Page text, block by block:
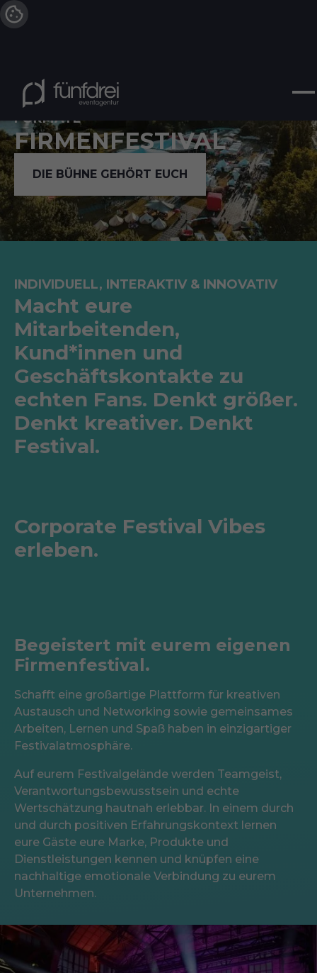
FORMATE
FIRMENFESTIVAL
DIE BÜHNE GEHÖRT EUCH
INDIVIDUELL, INTERAKTIV & INNOVATIV
Macht eure
Mitarbeitenden,
Kund*innen und
Geschäftskontakte zu
echten Fans. Denkt größer.
Denkt kreativer. Denkt
Festival.
Corporate Festival Vibes
erleben.
Begeistert mit eurem eigenen
Firmenfestival.
Schafft eine großartige Plattform für kreativen
Austausch und Networking sowie gemeinsames
Arbeiten, Lernen und Spaß haben in einzigartiger
Festivalatmosphäre.
Auf eurem Festivalgelände werden Teamgeist,
Verantwortungsbewusstsein und echte
Wertschätzung hautnah erlebbar. In einem durch
und durch positiven Erfahrungskontext lernen
eure Gäste eure Marke, Produkte und
Dienstleistungen kennen und knüpfen eine
nachhaltige emotionale Verbindung zu eurem
Unternehmen.